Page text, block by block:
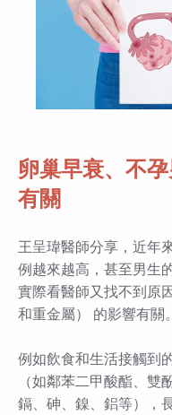
卵巢早衰、不
有關
王呈瑋醫師分享，近年
例越來越高，甚至男生
實際看醫師又找不到原
和重金屬） 的影響有關。
例如飲食和生活接觸到
（如鄰苯二甲酸酯、雙
鎘、砷、鎳、鋁等），